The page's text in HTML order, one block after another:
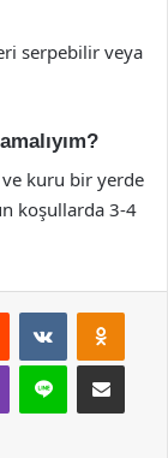
serpebilir veya
kuru bir yerde
koşullarda 3-4
Reddit VKontakte
Viber Line E-Posta ile